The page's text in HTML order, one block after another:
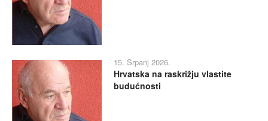
15. Srpanj 2026.
Hrvatska na raskrižju vlastite
budućnosti